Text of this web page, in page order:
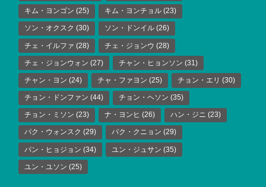
キム・ヨンゴン (25) キム・ヨンチョル (23)
ソン・オクスク (30) ソン・ドンイル (26)
チェ・イルファ (28) チェ・ジョンウ (28)
チェ・ジョンウォン (27) チャン・ヒョンソン (31)
チャン・ヨン (24) チャ・ファヨン (25) チョン・エリ (30)
チョン・ドンファン (44) チョン・ヘソン (35)
チョン・ミソン (23) ナ・ヨンヒ (26) ハン・ジニ (23)
パク・ウォンスク (29) パク・クニョン (29)
パン・ヒョジョン (34) ユン・ジュサン (35)
ユン・ユソン (25)